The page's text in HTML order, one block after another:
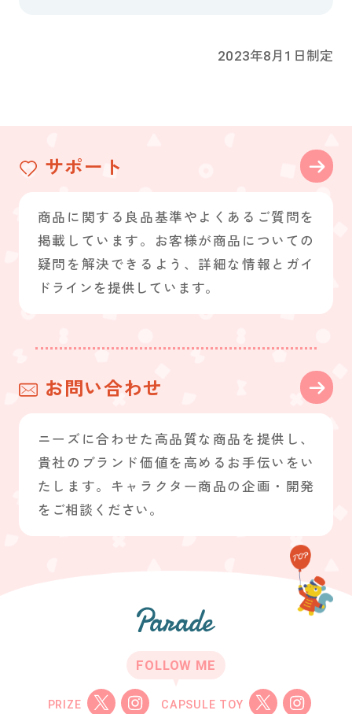
2023年8月1日制定
サポート
商品に関する良品基準やよくあるご質問を
掲載しています。お客様が商品についての
疑問を解決できるよう、詳細な情報とガイ
ドラインを提供しています。
お問い合わせ
ニーズに合わせた高品質な商品を提供し、
貴社のブランド価値を高めるお手伝いをい
たします。キャラクター商品の企画・開発
をご相談ください。
FOLLOW ME
PRIZE CAPSULE TOY